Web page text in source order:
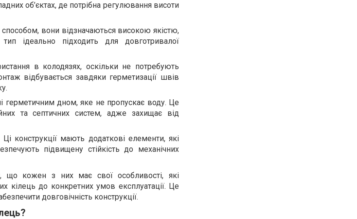
об’єктах, де потрібна регулювання висоти
способом, вони відзначаються високою якістю,
ідеально підходить для довготривалої
в колодязях, оскільки не потребують
відбувається завдяки герметизації швів
герметичним дном, яке не пропускає воду. Це
та септичних систем, адже захищає від
конструкції мають додаткові елементи, які
підвищену стійкість до механічних
що кожен з них має свої особливості, які
кілець до конкретних умов експлуатації. Це
довговічність конструкції.